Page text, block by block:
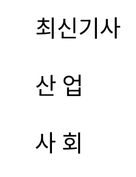
최신기사
산 업
사 회